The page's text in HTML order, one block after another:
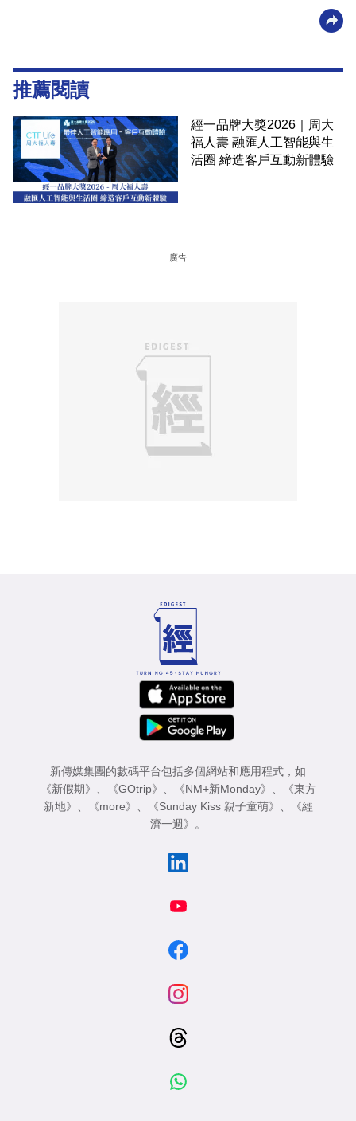
推薦閱讀
經一品牌大獎2026｜周大
福人壽 融匯人工智能與生
活圈 締造客戶互動新體驗
廣告
新傳媒集團的數碼平台包括多個網站和應用程式，如
《新假期》 、 《GOtrip》 、 《NM+新Monday》 、
《東方
新地》 、 《more》 、 《Sunday Kiss 親子童萌》 、
《經
濟一週》 。